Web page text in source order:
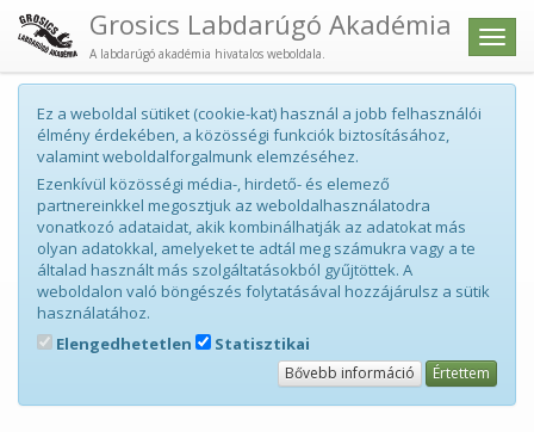
Menü
Grosics Labdarúgó Akadémia
A labdarúgó akadémia hivatalos weboldala.
Ez a weboldal sütiket (cookie-kat) használ a jobb felhasználói
élmény érdekében, a közösségi funkciók biztosításához,
valamint weboldalforgalmunk elemzéséhez.
Ezenkívül közösségi média-, hirdető- és elemező
partnereinkkel megosztjuk az weboldalhasználatodra
vonatkozó adataidat, akik kombinálhatják az adatokat más
olyan adatokkal, amelyeket te adtál meg számukra vagy a te
általad használt más szolgáltatásokból gyűjtöttek. A
weboldalon való böngészés folytatásával hozzájárulsz a sütik
használatához.
Elengedhetetlen
Statisztikai
Bővebb információ Értettem